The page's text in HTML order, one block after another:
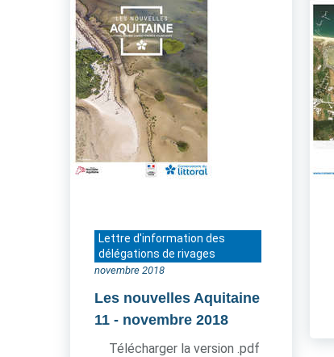
Lettre d'information des
délégations de rivages
novembre 2018
Les nouvelles Aquitaine
11 - novembre 2018
Télécharger la version .pdf